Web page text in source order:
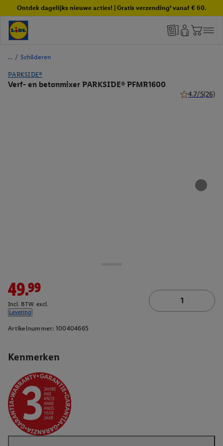
Ontdek dagelijks nieuwe acties! | Gratis verzending¹ vanaf € 60.
/ Schilderen
PARKSIDE®
Verf- en betonmixer PARKSIDE® PFMR1600
4.7/5(26)
Kenmerken
49.99
Incl. BTW. excl.
Levering
Artikelnummer: 100404665